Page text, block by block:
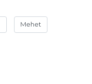
Ausztrália
Mehet